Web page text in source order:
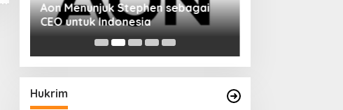
Aon Menunjuk Stephen sebagai
CEO untuk Indonesia
Hukrim